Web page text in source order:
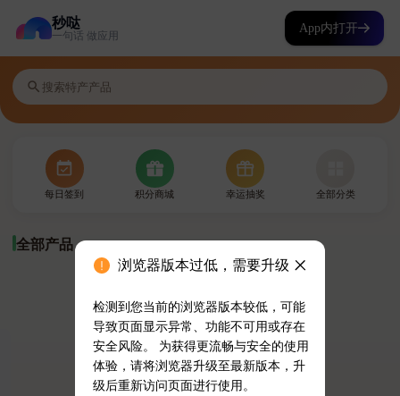
秒哒
一句话 做应用
App内打开
浏览器版本过低，需要升级
检测到您当前的浏览器版本较低，可能
导致页面显示异常、功能不可用或存在
安全风险。 为获得更流畅与安全的使用
体验，请将浏览器升级至最新版本，升
级后重新访问页面进行使用。